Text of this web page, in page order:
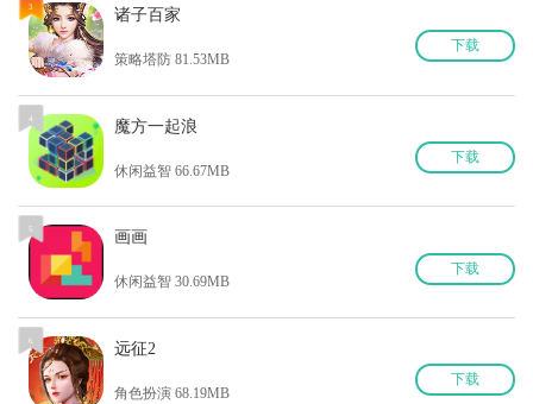
3 诸子百家
策略塔防 81.53MB
下载
4 魔方一起浪
休闲益智 66.67MB
下载
5 画画
休闲益智 30.69MB
下载
6 远征2
角色扮演 68.19MB
下载